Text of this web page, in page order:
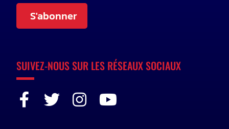
S'abonner
SUIVEZ-NOUS SUR LES RÉSEAUX SOCIAUX